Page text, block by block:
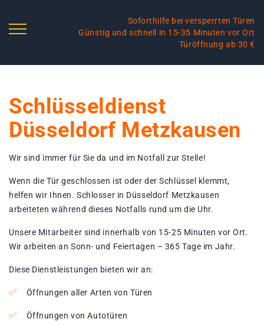
Soforthilfe bei versperrten Türen
Günstig und schnell in 15-35 Minuten vor Ort
Türöffnung ab 30 €
Schlüsseldienst
Düsseldorf Metzkausen
Wir sind immer für Sie da und im Notfall zur Stelle!
Wenn die Tür geschlossen ist oder der Schlüssel klemmt,
helfen wir Ihnen. Schlosser in Düsseldorf Metzkausen
arbeiteten während dieses Notfalls rund um die Uhr.
Unsere Mitarbeiter sind innerhalb von 15-25 Minuten vor Ort.
Wir arbeiten an Sonn- und Feiertagen – 365 Tage im Jahr.
Diese Dienstleistungen bieten wir an:
Öffnungen aller Arten von Türen
Öffnungen von Autotüren